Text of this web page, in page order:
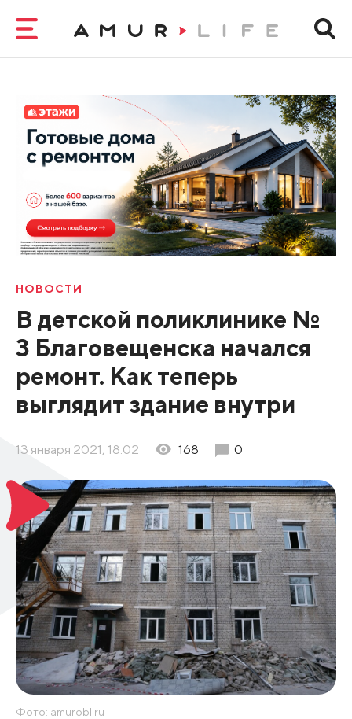
НОВОСТИ
В детской поликлинике №
3 Благовещенска начался
ремонт. Как теперь
выглядит здание внутри
13 января 2021, 18:02 168 0
Фото: amurobl.ru